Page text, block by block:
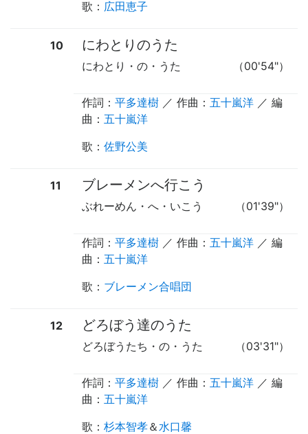
歌 ： 広田恵子
10 にわとりのうた
（00'54"）
にわとり・の・うた
作詞： 平多達樹 ／ 作曲： 五十嵐洋 ／ 編
曲： 五十嵐洋
歌 ： 佐野公美
11 ブレーメンへ行こう
（01'39"）
ぶれーめん・へ・いこう
作詞： 平多達樹 ／ 作曲： 五十嵐洋 ／ 編
曲： 五十嵐洋
歌 ： ブレーメン合唱団
12 どろぼう達のうた
（03'31"）
どろぼうたち・の・うた
作詞： 平多達樹 ／ 作曲： 五十嵐洋 ／ 編
曲： 五十嵐洋
歌 ： 杉本智孝＆ 水口馨